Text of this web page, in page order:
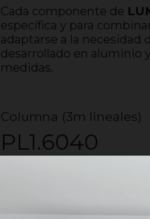
Cada componente de
específica y para
adaptarse a la necesidad
desarrollado en aluminio
medidas.
Columna (3m lineales)
PL1.6040